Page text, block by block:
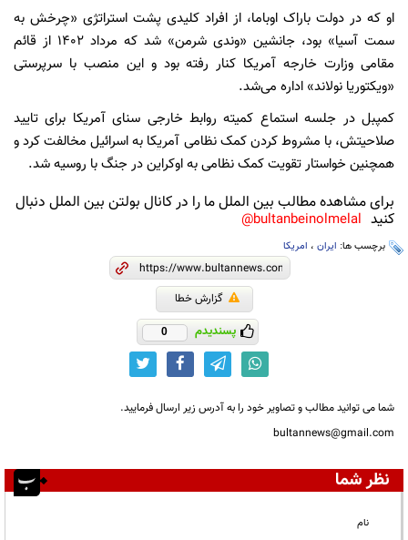
او که در دولت باراک اوباما، از افراد کلیدی پشت استراتژی «چرخش به
سمت آسیا» بود، جانشین «وندی شرمن» شد که مرداد ۱۴۰۲ از قائم
مقامی وزارت خارجه آمریکا کنار رفته بود و این منصب با سرپرستی
«ویکتوریا نولاند» اداره می‌شد.
کمپبل در جلسه استماع کمیته روابط خارجی سنای آمریکا برای تایید
صلاحیتش، با مشروط کردن کمک نظامی آمریکا به اسرائیل مخالفت کرد و
همچنین خواستار تقویت کمک نظامی به اوکراین در جنگ با روسیه شد.
برای مشاهده مطالب بین الملل ما را در کانال بولتن بین الملل دنبال
کنید bultanbeinolmelal@
برچسب ها: ایران ، امریکا
گزارش خطا
پسندیدم 0
شما می توانید مطالب و تصاویر خود را به آدرس زیر ارسال فرمایید.
bultannews@gmail.com
نظر شما
نام